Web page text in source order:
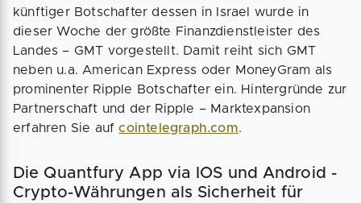
künftiger Botschafter dessen in Israel wurde in
dieser Woche der größte Finanzdienstleister des
Landes – GMT vorgestellt. Damit reiht sich GMT
neben u.a. American Express oder MoneyGram als
prominenter Ripple Botschafter ein. Hintergründe zur
Partnerschaft und der Ripple – Marktexpansion
erfahren Sie aufcointelegraph.com.
Die Quantfury App via IOS und Android -
Crypto-Währungen als Sicherheit für